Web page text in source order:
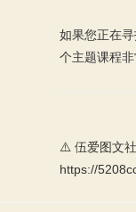
如果您正在
个主题课程非
⚠️ 伍爱图文
https://